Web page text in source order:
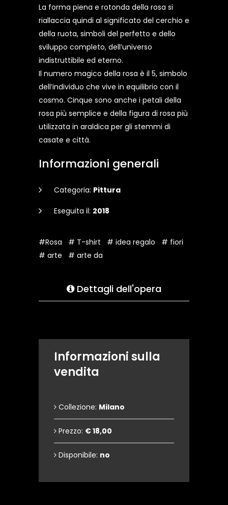
La forma piena e rotonda della rosa si
riallaccia quindi al significato del cerchio e
della ruota, simboli del perfetto e dello
sviluppo completo, dell’universo
indistruttibile ed eterno.
Il numero magico della rosa è il 5, simbolo
dell’individuo che vive in equilibrio con il
cosmo. Cinque sono anche i petali della
rosa più semplice e della figura di rosa più
utilizzata in araldica per gli stemmi di
casate e città.
Informazioni generali
Categoria: Pittura
Eseguita il: 2018
#Rosa # T-shirt # idea regalo
# fiori
# arte
# arte da
Dettagli dell'opera
Informazioni sulla
vendita
Collezione: Milano
Prezzo: € 18,00
Disponibile: no